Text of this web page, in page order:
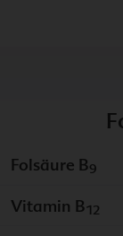
Folsäure B9
Vitamin B12